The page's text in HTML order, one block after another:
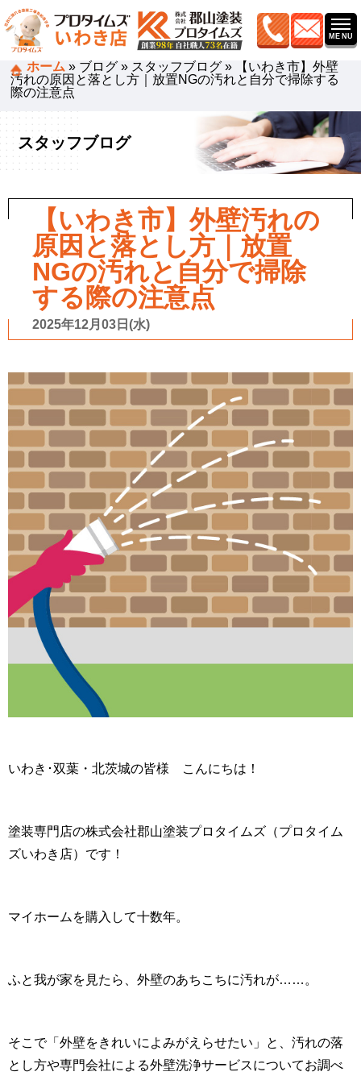
ホーム » ブログ » スタッフブログ »
【いわき市】外壁
汚れの原因と落とし方｜放置NGの汚れと自分で掃除する
際の注意点
スタッフブログ
【いわき市】外壁汚れの
原因と落とし方｜放置
NGの汚れと自分で掃除
する際の注意点
2025年12月03日(水)
いわき･双葉・北茨城の皆様 こんにちは！
塗装専門店の株式会社郡山塗装プロタイムズ（プロタイム
ズいわき店）です！
マイホームを購入して十数年。
ふと我が家を見たら、外壁のあちこちに汚れが……。
そこで「外壁をきれいによみがえらせたい」と、汚れの落
とし方や専門会社による外壁洗浄サービスについてお調べ